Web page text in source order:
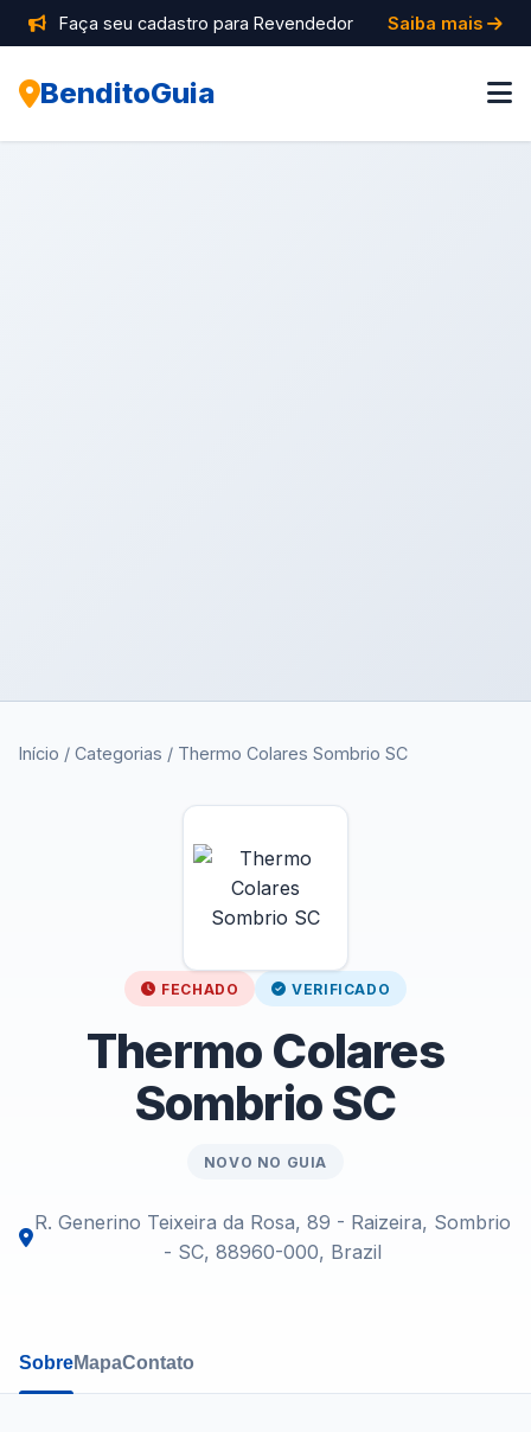
Faça seu cadastro para Revendedor Saiba mais
BenditoGuia
Início / Categorias / Thermo Colares Sombrio SC
FECHADO VERIFICADO
Thermo Colares
Sombrio SC
NOVO NO GUIA
R. Generino Teixeira da Rosa, 89 - Raizeira, Sombrio
- SC, 88960-000, Brazil
SobreMapaContato